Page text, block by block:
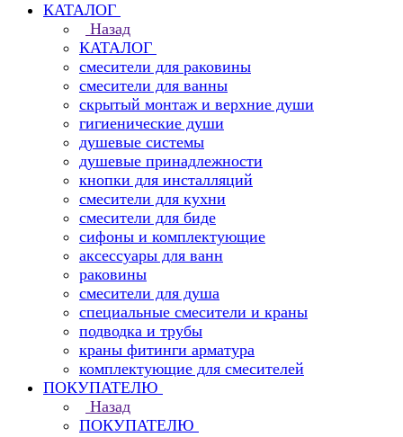
КАТАЛОГ
Назад
КАТАЛОГ
смесители для раковины
смесители для ванны
скрытый монтаж и верхние души
гигиенические души
душевые системы
душевые принадлежности
кнопки для инсталляций
смесители для кухни
смесители для биде
сифоны и комплектующие
аксессуары для ванн
раковины
смесители для душа
специальные смесители и краны
подводка и трубы
краны фитинги арматура
комплектующие для смесителей
ПОКУПАТЕЛЮ
Назад
ПОКУПАТЕЛЮ